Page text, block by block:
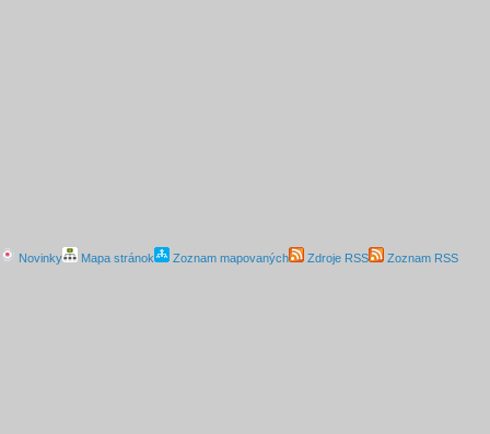
Novinky Mapa stránok Zoznam mapovaných Zdroje RSS Zoznam RSS